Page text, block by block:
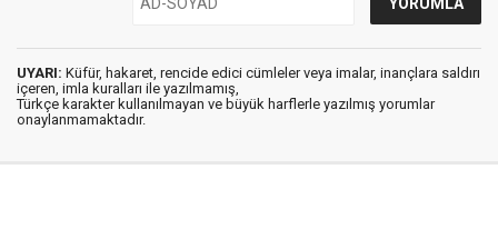
UYARI: Küfür, hakaret, rencide edici cümleler veya imalar, inançlara saldırı
içeren, imla kuralları ile yazılmamış,
Türkçe karakter kullanılmayan ve büyük harflerle yazılmış yorumlar
onaylanmamaktadır.